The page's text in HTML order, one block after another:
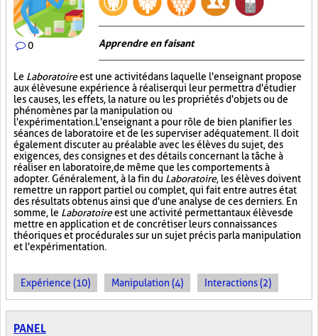
0 Apprendre en faisant
Le Laboratoireest une activité dans laquelle l'enseignant propose
aux élèves une expérience à réaliser qui leur permettra d'étudier
les causes, les effets, la nature ou les propriétés d'objets ou de
phénomènes par la manipulation ou
l'expérimentation. L'enseignant a pour rôle de bien planifier les
séances de laboratoire et de les superviser adéquatement. Il doit
également discuter au préalable avec les élèves du sujet, des
exigences, des consignes et des détails concernant la tâche à
réaliser en laboratoire, de même que les comportements à
adopter. Généralement, à la fin du Laboratoire, les élèves doivent
remettre un rapport partiel ou complet, qui fait entre autres état
des résultats obtenus ainsi que d'une analyse de ces derniers. En
somme, le Laboratoireest une activité permettant aux élèves de
mettre en application et de concrétiser leurs connaissances
théoriques et procédurales sur un sujet précis par la manipulation
et l'expérimentation.
Expérience (10) Manipulation (4) Interactions (2)
PANEL